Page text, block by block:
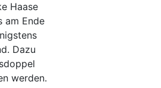
Haase
am Ende
Dazu
werden.